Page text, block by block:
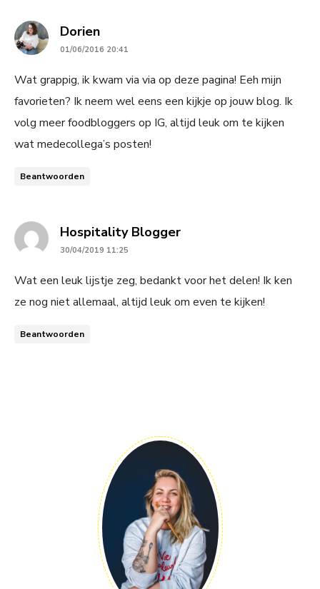
Doriensays:
01/06/2016 20:41
Wat grappig, ik kwam via via op deze pagina! Eeh mijn
favorieten? Ik neem wel eens een kijkje op jouw blog. Ik
volg meer foodbloggers op IG, altijd leuk om te kijken
wat medecollega’s posten!
Beantwoorden
Hospitality Bloggersays:
30/04/2019 11:25
Wat een leuk lijstje zeg, bedankt voor het delen! Ik ken
ze nog niet allemaal, altijd leuk om even te kijken!
Beantwoorden